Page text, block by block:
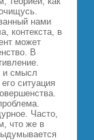
нами
контекста, в
может
В
и смысл
ситуация
Часто,
что же в